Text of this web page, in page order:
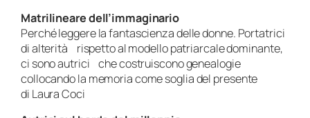
Matrilineare dell’immaginario
Perché leggere la fantascienza delle donne. Portatrici
di alterità rispetto al modello patriarcale dominante,
ci sono autrici che costruiscono genealogie
collocando la memoria come soglia del presente
di Laura Coci